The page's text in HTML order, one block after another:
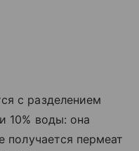
с разделением
10% воды: она
получается пермеат